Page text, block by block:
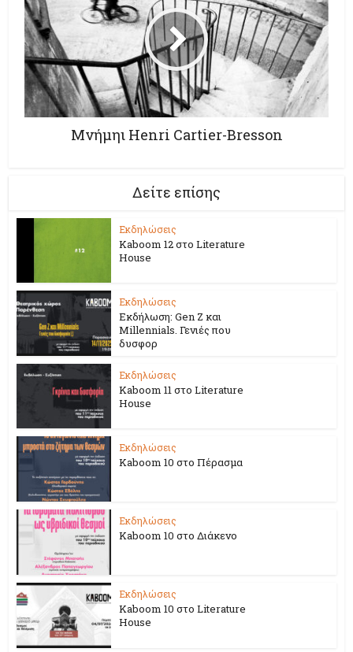
Μνήμηι Henri Cartier-Bresson
Δείτε επίσης
Εκδηλώσεις
Kaboom 12 στο Literature
House
Εκδηλώσεις
Εκδήλωση: Gen Z και
Millennials. Γενιές που
δυσφορ
Εκδηλώσεις
Kaboom 11 στο Literature
House
Εκδηλώσεις
Kaboom 10 στο Πέρασμα
Εκδηλώσεις
Kaboom 10 στο Διάκενο
Εκδηλώσεις
Kaboom 10 στο Literature
House